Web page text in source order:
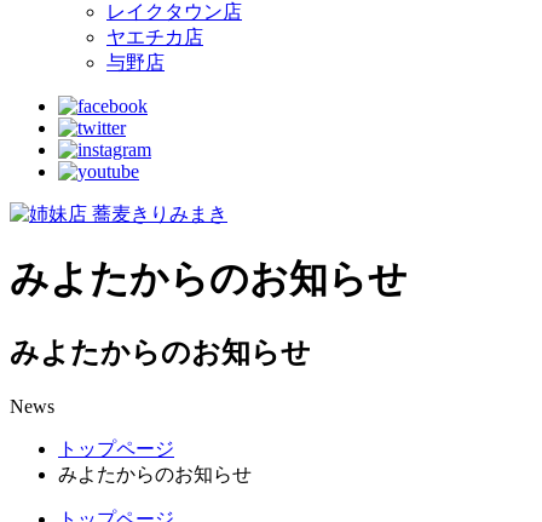
レイクタウン店
ヤエチカ店
与野店
みよたからのお知らせ
みよたからのお知らせ
News
トップページ
みよたからのお知らせ